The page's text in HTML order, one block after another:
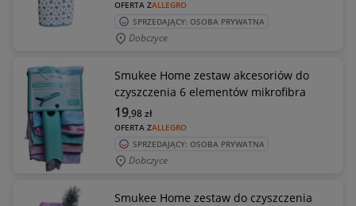
OFERTA ZALLEGRO
SPRZEDAJĄCY: OSOBA PRYWATNA
Dobczyce
Smukee Home zestaw akcesoriów do
czyszczenia 6 elementów mikrofibra
OFERTA ZALLEGRO
19,98zł
SPRZEDAJĄCY: OSOBA PRYWATNA
Dobczyce
Smukee Home zestaw do czyszczenia